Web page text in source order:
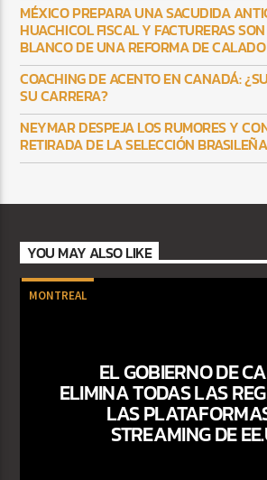
MÉXICO PREPARA UNA SACUDIDA
HUACHICOL FISCAL Y FACTURERAS
BLANCO DE UNA REFORMA DE CALADO
COACHING DE ACENTO EN CANADÁ:
SU CARRERA?
NEYMAR DESPEJA LOS RUMORES Y
RETIRADA DE LA SELECCIÓN BRASILEÑA
YOU MAY ALSO LIKE
MONTREAL
EL GOBIERNO DE
ELIMINA TODAS LAS
LAS
STREAMING DE